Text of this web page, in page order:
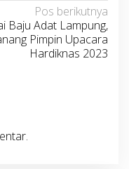
Pos berikutnya
Baju Adat Lampung,
Pimpin Upacara
Hardiknas 2023